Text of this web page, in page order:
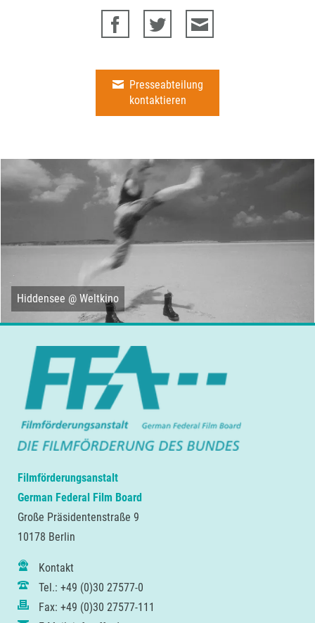
Presseabteilung
kontaktieren
Hiddensee @ Weltkino
Filmförderungsanstalt
German Federal Film Board
Große Präsidentenstraße 9
10178 Berlin
Kontakt
Tel.: +49 (0)30 27577-0
Fax: +49 (0)30 27577-111